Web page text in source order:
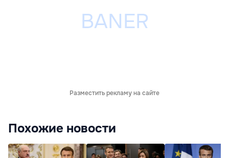
Разместить рекламу на сайте
Похожие новости